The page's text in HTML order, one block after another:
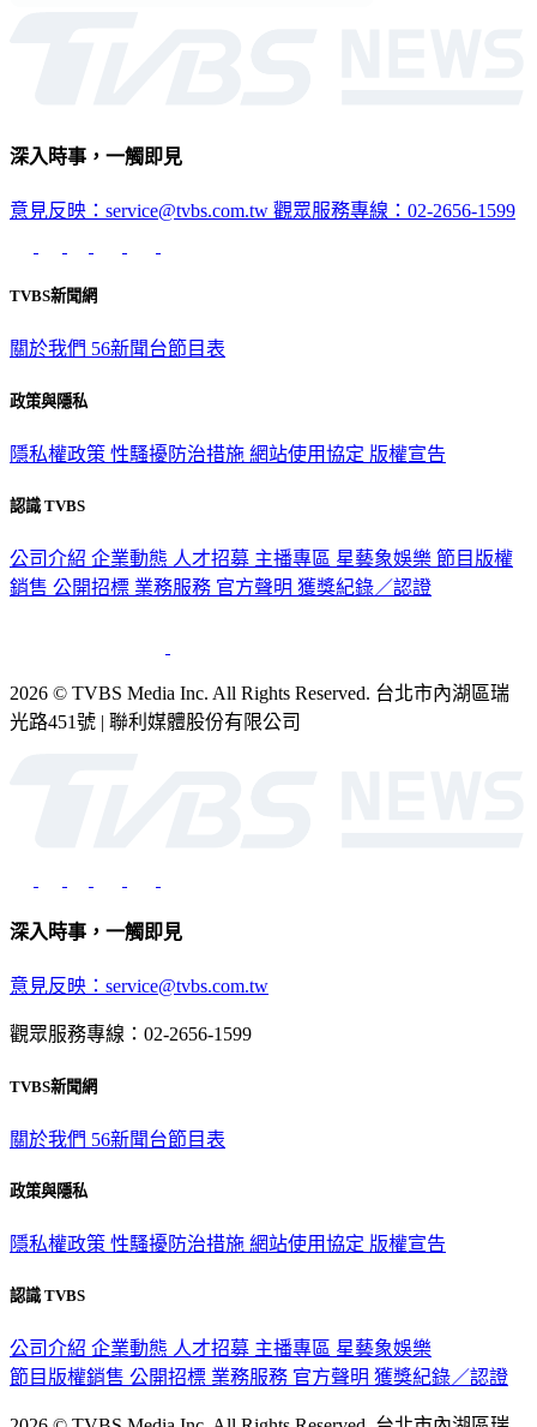
深入時事，一觸即見
意見反映：service@tvbs.com.tw 觀眾服務專線：02-2656-1599
TVBS新聞網
關於我們 56新聞台節目表
政策與隱私
隱私權政策 性騷擾防治措施 網站使用協定 版權宣告
認識 TVBS
公司介紹 企業動態 人才招募 主播專區 星藝象娛樂 節目版權
銷售 公開招標 業務服務 官方聲明 獲獎紀錄／認證
2026 © TVBS Media Inc. All Rights Reserved. 台北市內湖區瑞
光路451號 | 聯利媒體股份有限公司
深入時事，一觸即見
意見反映：service@tvbs.com.tw
觀眾服務專線：02-2656-1599
TVBS新聞網
關於我們 56新聞台節目表
政策與隱私
隱私權政策 性騷擾防治措施 網站使用協定 版權宣告
認識 TVBS
公司介紹 企業動態 人才招募 主播專區 星藝象娛樂
節目版權銷售 公開招標 業務服務 官方聲明 獲獎紀錄／認證